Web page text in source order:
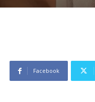
Facebook